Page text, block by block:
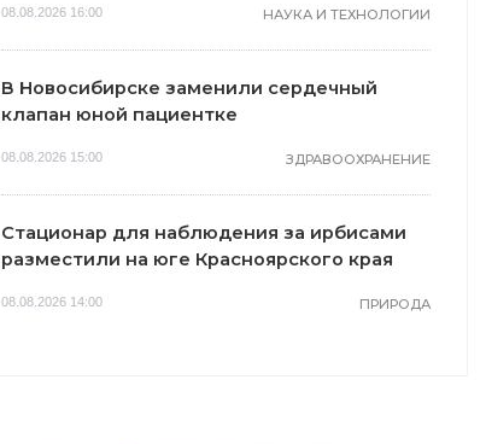
08.08.2026 16:00 НАУКА И ТЕХНОЛОГИИ
В Новосибирске заменили сердечный
клапан юной пациентке
08.08.2026 15:00 ЗДРАВООХРАНЕНИЕ
Стационар для наблюдения за ирбисами
разместили на юге Красноярского края
08.08.2026 14:00 ПРИРОДА